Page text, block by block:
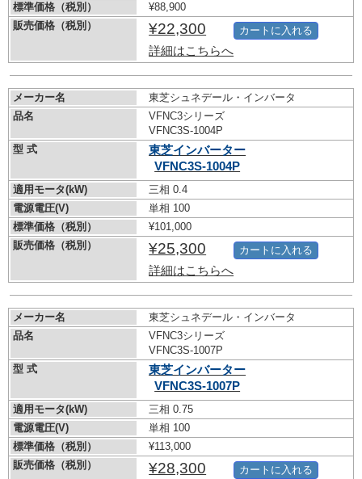
標準価格（税別）
¥88,900
販売価格（税別）
¥22,300
詳細はこちらへ
カートに入れる
メーカー名
東芝シュネデール・インバータ
品名
VFNC3シリーズ
VFNC3S-1004P
型 式
東芝インバーター
VFNC3S-1004P
適用モータ(kW)
三相 0.4
電源電圧(V)
単相 100
標準価格（税別）
¥101,000
販売価格（税別）
¥25,300
詳細はこちらへ
カートに入れる
メーカー名
東芝シュネデール・インバータ
品名
VFNC3シリーズ
VFNC3S-1007P
型 式
東芝インバーター
VFNC3S-1007P
適用モータ(kW)
三相 0.75
電源電圧(V)
単相 100
標準価格（税別）
¥113,000
販売価格（税別）
¥28,300 カートに入れる